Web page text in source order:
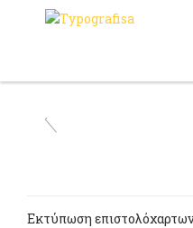
Εκτύπωση επιστολόχαρτων